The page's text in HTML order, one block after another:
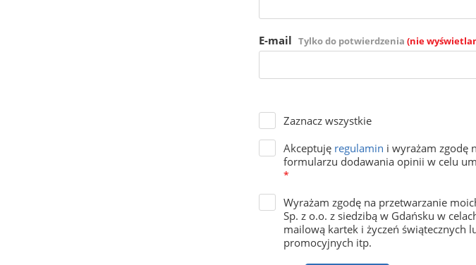
E-mail Tylko do potwierdzenia (nie
Zaznacz wszystkie
Akceptuję regulamin i wyrażam zgodę
formularzu dodawania opinii w celu
*
Wyrażam zgodę na przetwarzanie
Sp. z o.o. z siedzibą w Gdańsku w
mailową kartek i życzeń świątecznych
promocyjnych itp.